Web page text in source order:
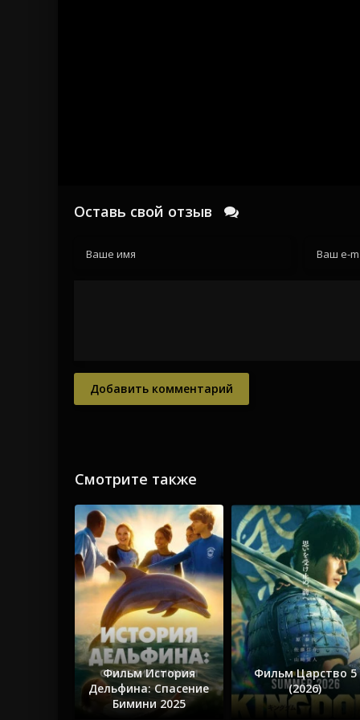
Оставь свой отзыв
Добавить комментарий
Смотрите также
Фильм История
Дельфина: Спасение
Бимини 2025
Фильм Царство 5
(2026)